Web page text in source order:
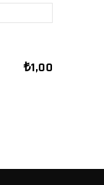
₺1,00